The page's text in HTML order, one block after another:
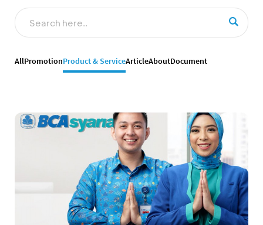
AllPromotionProduct & ServiceArticleAboutDocument